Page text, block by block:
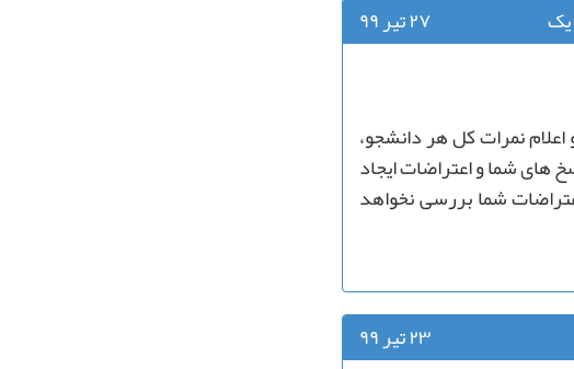
یک⁩⁩
۲۷ تیر ۹۹
اعلام نمرات کل هر دانشجو،
های شما و اعتراضات ایجاد
شما بررسی نخواهد
۲۳ تیر ۹۹